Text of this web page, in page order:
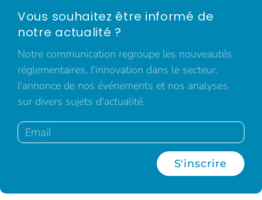
Vous souhaitez être informé de
notre actualité ?
Notre communication regroupe les nouveautés
réglementaires, l'innovation dans le secteur,
l'annonce de nos événements et nos analyses
sur divers sujets d'actualité.
S'inscrire